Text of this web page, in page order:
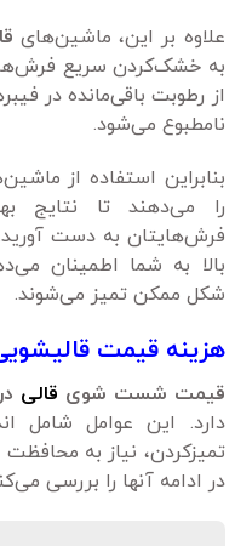
علاوه بر این، ماشین‌های
به خشک‌کردن سریع فرش‌ها
از رطوبت باقی‌مانده در
نامطبوع می‌شود.
بنابراین استفاده از
را می‌دهند تا نتایج
فرش‌هایتان به دست
بالا به شما اطمینان
شکل ممکن تمیز می‌شوند.
هزینه قیمت
قیمت شست شوی قالی
دارد. این عوامل شامل
تمیزکردن، نیاز به
در ادامه آنها را بررسی